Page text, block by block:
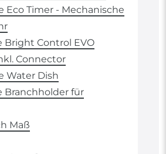
Eco Timer - Mechanische
Bright Control EVO
Connector
Water Dish
Branchholder für
Maß